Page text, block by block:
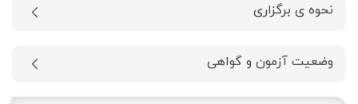
نحوه ی برگزاری
وضعیت آزمون و گواهی